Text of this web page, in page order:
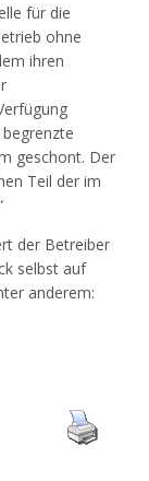
für die
ohne
ihren
geschont. Der
Teil der im
der Betreiber
selbst auf
anderem: